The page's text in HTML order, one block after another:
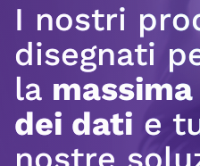
I nostri
disegnati
la
dei dati e